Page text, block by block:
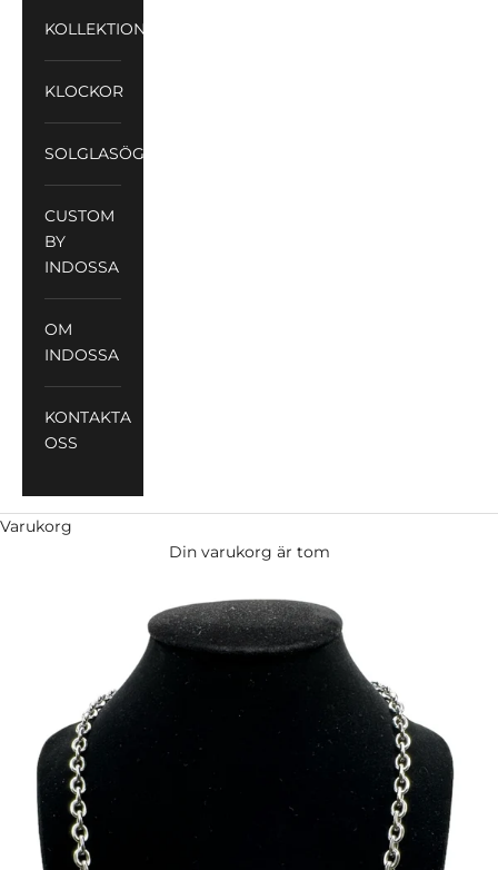
KOLLEKTIONER
KLOCKOR
SOLGLASÖGON
CUSTOM
BY
INDOSSA
OM
INDOSSA
KONTAKTA
OSS
Varukorg
Din varukorg är tom